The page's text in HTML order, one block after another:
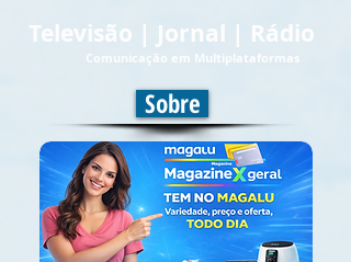
Sobre
Televisão | Jornal | Rádio
Comunicação em Multiplataformas